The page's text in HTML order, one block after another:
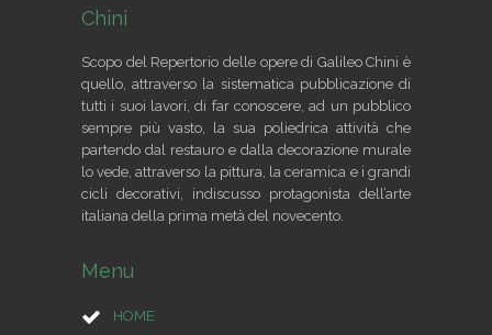
Chini
Scopo del Repertorio delle opere di Galileo Chini è
quello, attraverso la sistematica pubblicazione di
tutti i suoi lavori, di far conoscere, ad un pubblico
sempre più vasto, la sua poliedrica attività che
partendo dal restauro e dalla decorazione murale
lo vede, attraverso la pittura, la ceramica e i grandi
cicli decorativi, indiscusso protagonista dell’arte
italiana della prima metà del novecento.
Menu
HOME